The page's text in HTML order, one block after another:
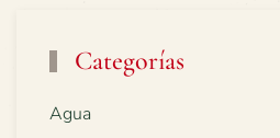
Categorías
Agua